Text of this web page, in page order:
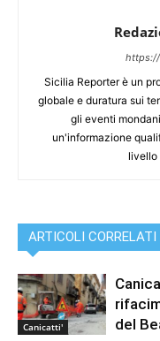
Sicilia Reporter è un
globale e duratura sui
gli eventi
un'informazione
livello
ARTICOLI CORRELATI
Canicatti'
del